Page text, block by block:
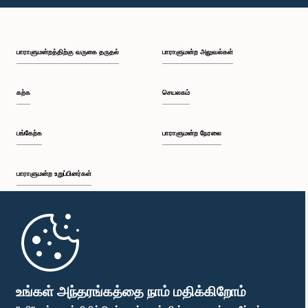
உங்கள் அந்தரங்கத்தை நாம் மதிக்கிறோம்
பி.ப. 1:43 - பி.ப. 1:53
பி.ப. 2:01 - பி.ப. 2:12
பி.ப. 2:20 - பி.ப. 2:29
பாராளுமன்றத்திற்கு வருகை தருதல்
கற்க
பங்கேற்க
பாராளுமன்ற உறுப்பினர்கள்
முதற்பக்கம்
பாராளுமன்ற அலுவல்கள்
செயலகம்
பாராளுமன்ற நேரலை
பாராளுமன்ற கையடக்க செயலி